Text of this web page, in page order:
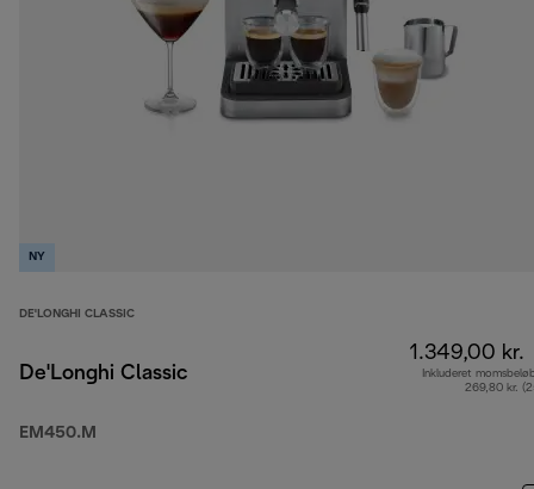
NY
DE'LONGHI CLASSIC
De'Longhi Classic
EM450.M
1.349,00 kr.
Inkluderet
269,80 kr.